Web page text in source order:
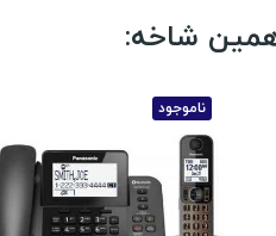
ناموجود